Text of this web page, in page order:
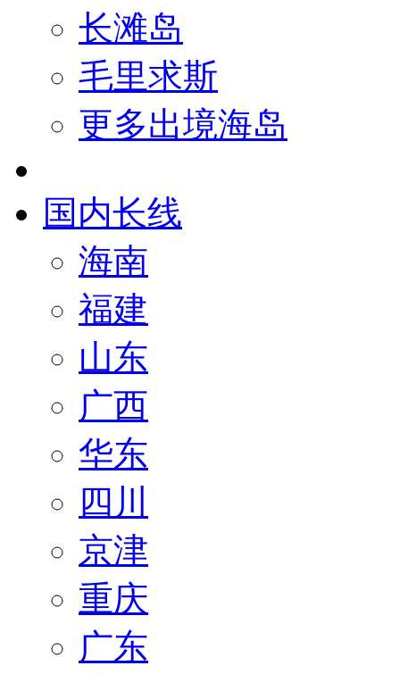
长滩岛
毛里求斯
更多出境海岛
国内长线
海南
福建
山东
广西
华东
四川
京津
重庆
广东